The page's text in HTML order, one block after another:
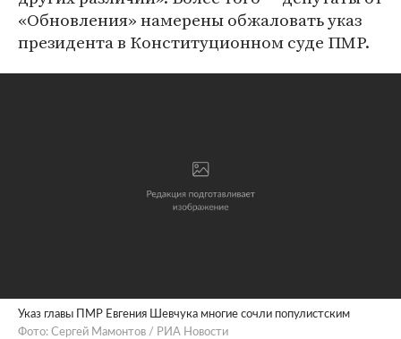
«Обновления» намерены обжаловать указ
президента в Конституционном суде ПМР.
Указ главы ПМР Евгения Шевчука многие сочли популистским
Фото: Сергей Мамонтов / РИА Новости